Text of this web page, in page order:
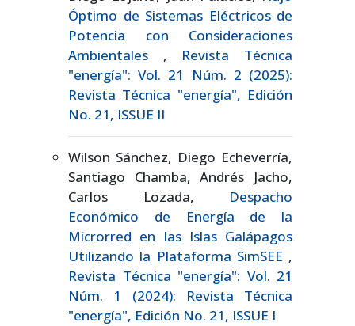
Óptimo de Sistemas Eléctricos de
Potencia con Consideraciones
Ambientales , Revista Técnica
"energía": Vol. 21 Núm. 2 (2025):
Revista Técnica "energía", Edición
No. 21, ISSUE II
Wilson Sánchez, Diego Echeverría,
Santiago Chamba, Andrés Jacho,
Carlos Lozada, Despacho
Económico de Energía de la
Microrred en las Islas Galápagos
Utilizando la Plataforma SimSEE ,
Revista Técnica "energía": Vol. 21
Núm. 1 (2024): Revista Técnica
"energía", Edición No. 21, ISSUE I